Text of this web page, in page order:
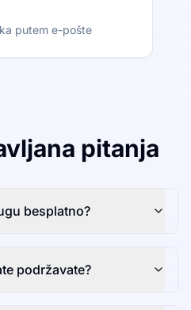
putem e-pošte
pitanja
besplatno?
podržavate?